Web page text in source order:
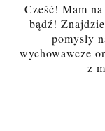
Cześć! Mam
bądź!
pomysły
wychowawcze
z